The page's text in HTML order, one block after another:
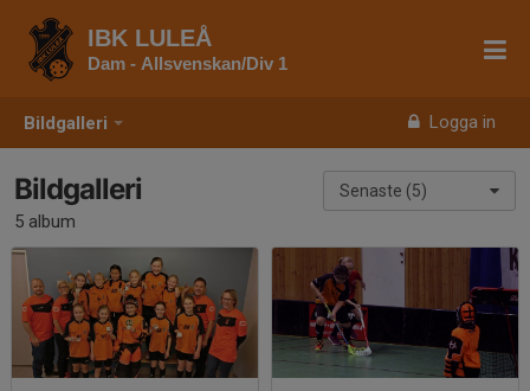
Bildgalleri Logga in
IBK LULEÅ
Dam - Allsvenskan/Div 1
Senaste (5)
Bildgalleri
5 album